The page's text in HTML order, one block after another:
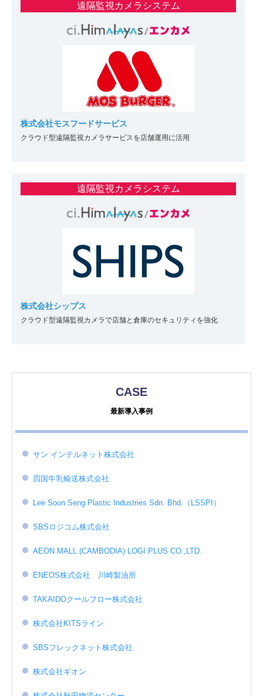
遠隔監視カメラシステム
株式会社モスフードサービス
クラウド型遠隔監視カメラサービスを店舗運用に活用
遠隔監視カメラシステム
株式会社シップス
クラウド型遠隔監視カメラで店舗と倉庫のセキュリティを強化
CASE
最新導入事例
サン インテルネット株式会社
四国牛乳輸送株式会社
Lee Soon Seng Plastic Industries Sdn. Bhd.（LSSPI）
SBSロジコム株式会社
AEON MALL (CAMBODIA) LOGI PLUS CO.,LTD.
ENEOS株式会社 川崎製油所
TAKAIDOクールフロー株式会社
株式会社KITSライン
SBSフレックネット株式会社
株式会社ギオン